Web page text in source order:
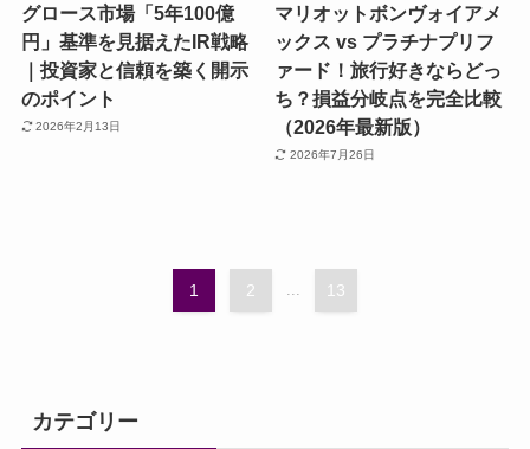
グロース市場「5年100億
円」基準を見据えたIR戦略
｜投資家と信頼を築く開示
のポイント
2026年2月13日
マリオットボンヴォイアメ
ックス vs プラチナプリフ
ァード！旅行好きならどっ
ち？損益分岐点を完全比較
（2026年最新版）
2026年7月26日
1 2 13
カテゴリー